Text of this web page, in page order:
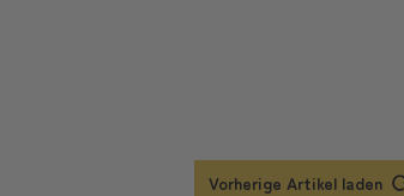
Vorherige Artikel laden